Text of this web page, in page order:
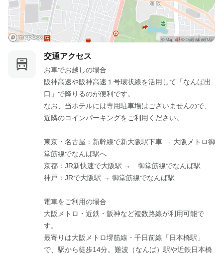
交通アクセス
お車でお越しの場合
阪神高速や阪神高速１号環状線を活用して「なんば出
口」で降りるのが便利です。
なお、当ホテルには専用駐車場はございませんので、
近隣のコインパーキングをご利用ください。
東京・名古屋：新幹線で新大阪駅下車 → 大阪メトロ御
堂筋線でなんば駅へ
京都：JR新快速で大阪駅 →　御堂筋線でなんば駅
神戸：JRで大阪駅 → 御堂筋線でなんば駅
電車をご利用の場合
大阪メトロ・近鉄・阪神など複数路線が利用可能で
す。
最寄りは大阪メトロ堺筋線・千日前線「日本橋駅」
で、駅から徒歩14分。難波（なんば）駅や近鉄日本橋